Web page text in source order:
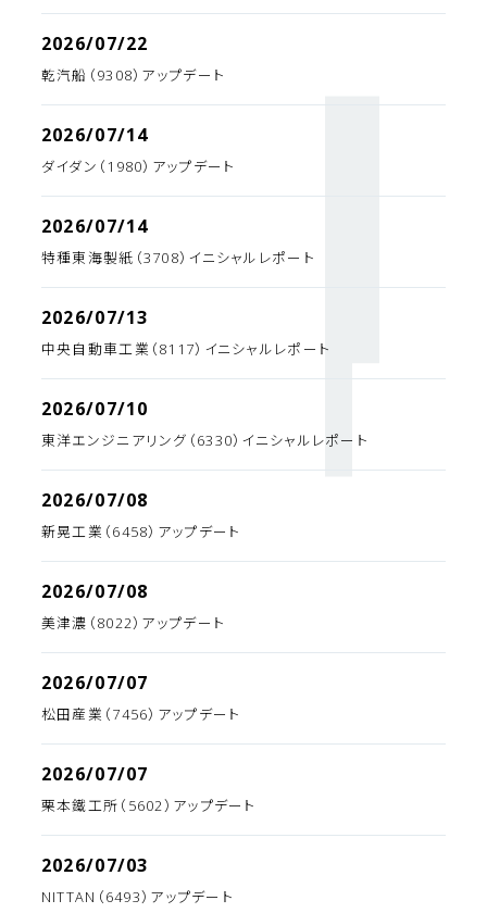
2026/07/22
乾汽船（9308）アップデート
2026/07/14
ダイダン（1980）アップデート
2026/07/14
特種東海製紙（3708）イニシャルレポート
2026/07/13
中央自動車工業（8117）イニシャルレポート
2026/07/10
東洋エンジニアリング（6330）イニシャルレポート
2026/07/08
新晃工業（6458）アップデート
2026/07/08
美津濃（8022）アップデート
2026/07/07
松田産業（7456）アップデート
2026/07/07
栗本鐵工所（5602）アップデート
2026/07/03
NITTAN（6493）アップデート